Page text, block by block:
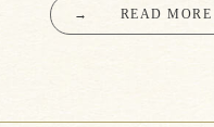
→ READ MORE